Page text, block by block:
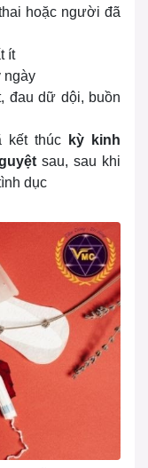
hoặc người đã
ít
ngày
đau dữ dội, buồn
kết thúc
kỳ kinh
sau, sau khi
dục